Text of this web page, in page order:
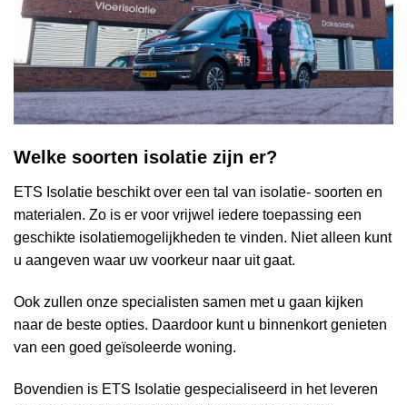
Welke soorten isolatie zijn er?
ETS Isolatie beschikt over een tal van isolatie- soorten en
materialen. Zo is er voor vrijwel iedere toepassing een
geschikte isolatiemogelijkheden te vinden. Niet alleen kunt
u aangeven waar uw voorkeur naar uit gaat.
Ook zullen onze specialisten samen met u gaan kijken
naar de beste opties. Daardoor kunt u binnenkort genieten
van een goed geïsoleerde woning.
Bovendien is ETS Isolatie gespecialiseerd in het leveren